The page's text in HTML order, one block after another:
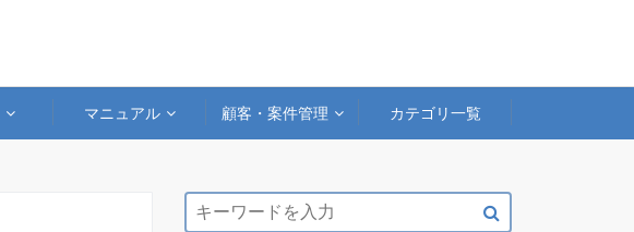
マニュアル 顧客・案件管理 カテゴリ一覧